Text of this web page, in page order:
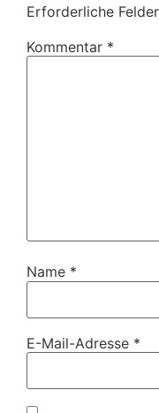
Erforderliche
Kommentar *
Name *
E-Mail-Adresse *